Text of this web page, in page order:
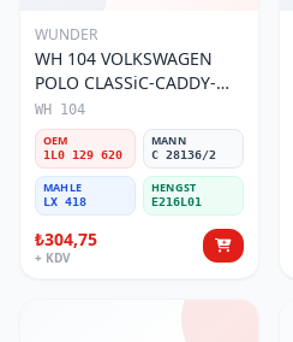
WUNDER
WH 104 VOLKSWAGEN
POLO CLASSiC-CADDY-
SEAT iBiZA 1L0 129 620
Hava Filtresi
WH 104
OEM
1L0 129 620
MANN
C 28136/2
MAHLE
LX 418
HENGST
E216L01
₺304,75
+ KDV